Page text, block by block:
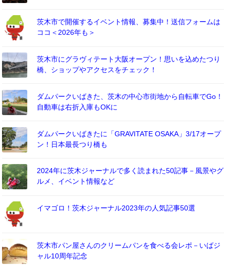
茨木市で開催するイベント情報、募集中！送信フォームは
ココ＜2026年も＞
茨木市にグラヴィテート大阪オープン！思いを込めたつり
橋、ショップやアクセスをチェック！
ダムパークいばきた、茨木の中心市街地から自転車でGo！
自動車は右折入庫もOKに
ダムパークいばきたに「GRAVITATE OSAKA」3/17オープ
ン！日本最長つり橋も
2024年に茨木ジャーナルで多く読まれた50記事－風景やグ
ルメ、イベント情報など
イマゴロ！茨木ジャーナル2023年の人気記事50選
茨木市パン屋さんのクリームパンを食べる会レポ－いばジ
ャル10周年記念